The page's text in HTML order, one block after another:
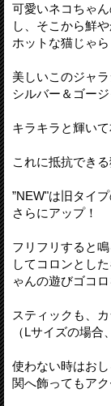
可愛いネコちゃ
し、そこから鮮
ホットな猫じゃ
美しいこのジャ
シルバー＆ゴー
キラキラと輝い
これに抵抗でき
”NEW"は旧タイ
さらにアップ！
フリフリすると
してコロンとし
ゃんの遊びゴコ
スティックも、
（Lサイズの場合
使わない時はお
関へ飾ってもア